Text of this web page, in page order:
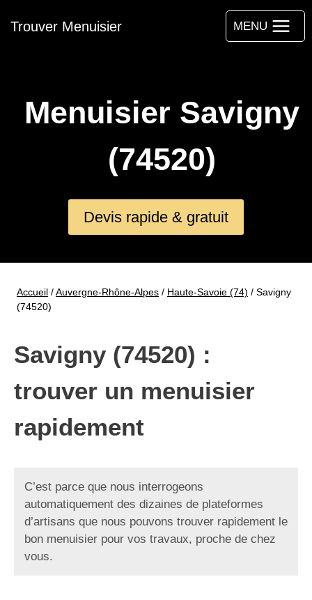
auTrouver Menuisier MENU
Menuisier Savigny
(74520)
Devis rapide & gratuit
Accueil /Auvergne-Rhône-Alpes / Haute-Savoie (74) / Savigny
(74520)
Savigny (74520) :
trouver un menuisier
rapidement
C’est parce que nous interrogeons
automatiquement des dizaines de plateformes
d’artisans que nous pouvons trouver rapidement le
bon menuisier pour vos travaux, proche de chez
vous.